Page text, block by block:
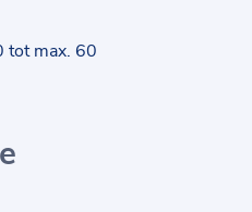
tot max. 60